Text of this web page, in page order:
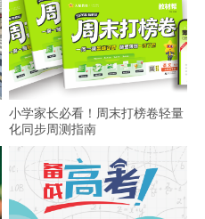
小学家长必看！周末打榜卷轻量
化同步周测指南